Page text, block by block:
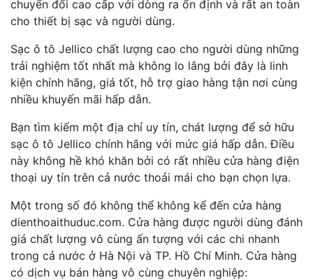
chuyển đổi cao cấp với dòng ra ổn định và rất an toàn
cho thiết bị sạc và người dùng.
Sạc ô tô Jellico chất lượng cao cho người dùng những
trải nghiệm tốt nhất mà không lo lắng bởi đây là linh
kiện chính hãng, giá tốt, hỗ trợ giao hàng tận nơi cùng
nhiều khuyến mãi hấp dẫn.
Bạn tìm kiếm một địa chỉ uy tín, chát lượng để sở hữu
sạc ô tô Jellico chính hãng với mức giá hấp dẫn. Điều
này không hề khó khăn bởi có rất nhiều cửa hàng điện
thoại uy tín trên cả nước thoải mái cho bạn chọn lựa.
Một trong số đó không thể không kể đến cửa hàng
dienthoaithuduc.com. Cửa hàng được người dùng đánh
giá chất lượng vô cùng ấn tượng với các chi nhanh
trong cả nước ở Hà Nội và TP. Hồ Chí Minh. Cửa hàng
có dịch vụ bán hàng vô cùng chuyên nghiệp: